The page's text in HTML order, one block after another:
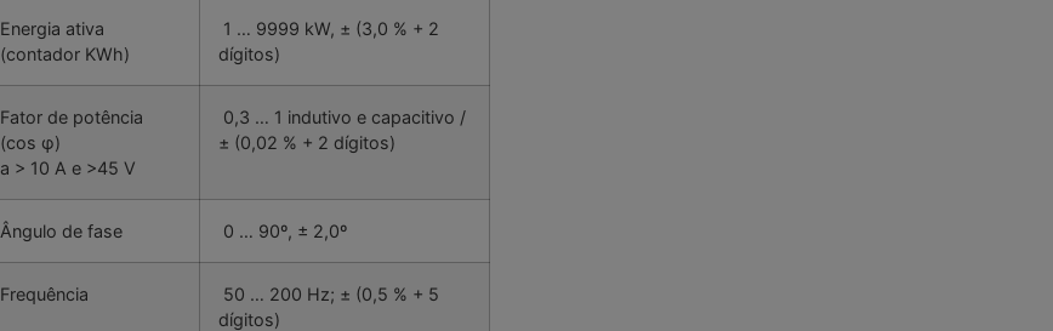
Energia ativa
(contador KWh)
1 … 9999 kW, ± (3,0 % + 2
dígitos)
Fator de potência
(cos φ)
a > 10 A e >45 V
0,3 … 1 indutivo e capacitivo /
± (0,02 % + 2 dígitos)
Ângulo de fase 0 … 90º, ± 2,0º
Frequência
50 … 200 Hz; ± (0,5 % + 5
dígitos)